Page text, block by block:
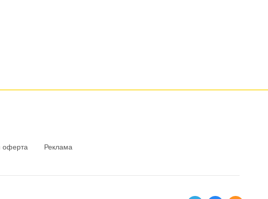
оферта Реклама